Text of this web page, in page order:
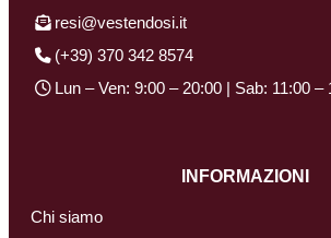
resi@vestendosi.it
(+39) 370 342 8574
Lun – Ven: 9:00 – 20:00 | Sab: 11:00 –
INFORMAZIONI
Chi siamo